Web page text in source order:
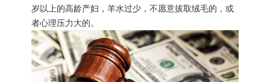
岁以上的高龄产妇，羊水过少，不愿意拔取绒毛的，或
者心理压力大的。